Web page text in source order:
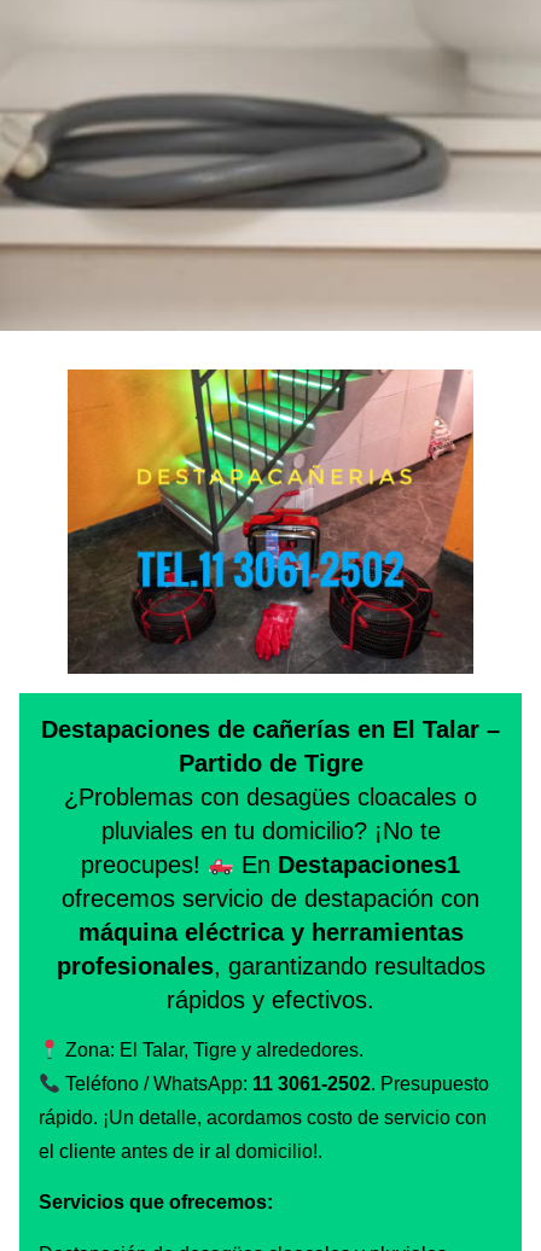
Destapaciones de cañerías en El Talar –
Partido de Tigre
¿Problemas con desagües cloacales o
pluviales en tu domicilio? ¡No te
preocupes!
En Destapaciones1
ofrecemos servicio de destapación con
máquina eléctrica y herramientas
profesionales, garantizando resultados
rápidos y efectivos.
Zona: El Talar, Tigre y alrededores.
Teléfono / WhatsApp: 11 3061-2502. Presupuesto
rápido. ¡Un detalle, acordamos costo de servicio con
el cliente antes de ir al domicilio!.
Servicios que ofrecemos: